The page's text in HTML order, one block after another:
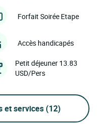
Forfait Soirée Etape
Accès handicapés
Petit déjeuner 13.83
USD/Pers
et services (12)